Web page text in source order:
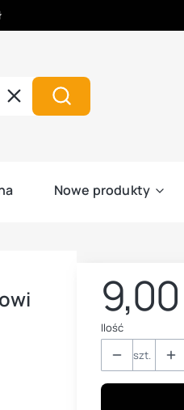
Wyczyść Szukaj
Nowe produkty
Cena
9,00
Ilość
szt.